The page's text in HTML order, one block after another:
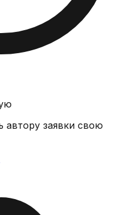
автору заявки свою